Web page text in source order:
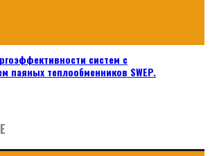
систем с
паяных теплообменников SWEP.